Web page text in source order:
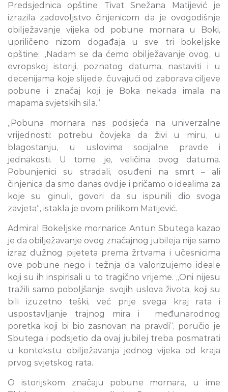
Predsjednica opštine Tivat Snežana Matijević je
izrazila zadovoljstvo činjenicom da je ovogodišnje
obilježavanje vijeka od pobune mornara u Boki,
upriličeno nizom događaja u sve tri bokeljske
opštine: „Nadam se da ćemo obilježavanje ovog, u
evropskoj istoriji, poznatog datuma, nastaviti i u
decenijama koje slijede, čuvajući od zaborava ciljeve
pobune i značaj koji je Boka nekada imala na
mapama svjetskih sila.“
„Pobuna mornara nas podsjeća na univerzalne
vrijednosti: potrebu čovjeka da živi u miru, u
blagostanju, u uslovima socijalne pravde i
jednakosti. U tome je, veličina ovog datuma.
Pobunjenici su stradali, osuđeni na smrt – ali
činjenica da smo danas ovdje i pričamo o idealima za
koje su ginuli, govori da su ispunili dio svoga
zavjeta“, istakla je ovom prilikom Matijević.
Admiral Bokeljske mornarice Antun Sbutega kazao
je da obilježavanje ovog značajnog jubileja nije samo
izraz dužnog pijeteta prema žrtvama i učesnicima
ove pobune nego i težnja da valorizujemo ideale
koji su ih inspirisali u to tragično vrijeme. „Oni nijesu
tražili samo poboljšanje svojih uslova života, koji su
bili izuzetno teški, već prije svega kraj rata i
uspostavljanje trajnog mira i međunarodnog
poretka koji bi bio zasnovan na pravdi“, poručio je
Sbutega i podsjetio da ovaj jubilej treba posmatrati
u kontekstu obilježavanja jednog vijeka od kraja
prvog svjetskog rata.
O istorijskom značaju pobune mornara, u ime